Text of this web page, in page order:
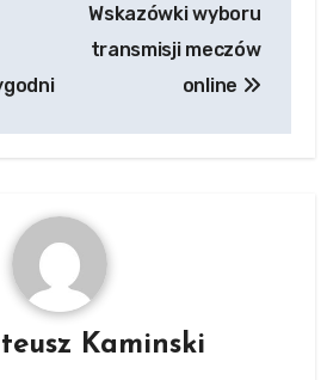
Wskazówki wyboru
transmisji meczów
online
Kaminski